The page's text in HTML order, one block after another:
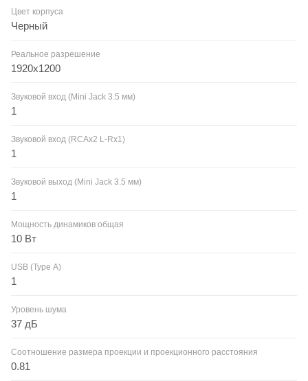
Цвет корпуса
Черный
Реальное разрешение
1920x1200
Звуковой вход (Mini Jack 3.5 мм)
1
Звуковой вход (RCAx2 L-Rx1)
1
Звуковой выход (Mini Jack 3.5 мм)
1
Мощность динамиков общая
10 Вт
USB (Type А)
1
Уровень шума
37 дБ
Соотношение размера проекции и проекционного расстояния
0.81